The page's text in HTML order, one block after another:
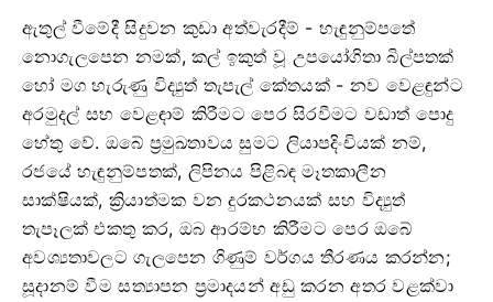
ඇතුල් වීමේදී සිදුවන කුඩා අත්වැරදීම් - හැඳුනුම්පතේ
නොගැලපෙන නමක්, කල් ඉකුත් වූ උපයෝගිතා බිල්පතක්
හෝ මග හැරුණු විද්‍යුත් තැපැල් කේතයක් - නව වෙළඳුන්ට
අරමුදල් සහ වෙළඳාම් කිරීමට පෙර සිරවීමට වඩාත් පොදු
හේතු වේ. ඔබේ ප්‍රමුඛතාවය සුමට ලියාපදිංචියක් නම්,
රජයේ හැඳුනුම්පතක්, ලිපිනය පිළිබඳ මෑතකාලීන
සාක්ෂියක්, ක්‍රියාත්මක වන දුරකථනයක් සහ විද්‍යුත්
තැපෑලක් එකතු කර, ඔබ ආරම්භ කිරීමට පෙර ඔබේ
අවශ්‍යතාවලට ගැලපෙන ගිණුම් වර්ගය තීරණය කරන්න;
සූදානම් වීම සත්‍යාපන ප්‍රමාදයන් අඩු කරන අතර වළක්වා